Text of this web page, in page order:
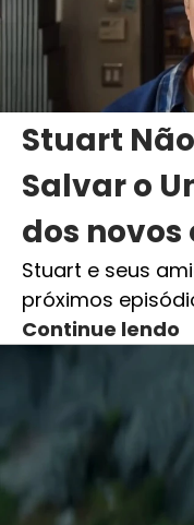
Stuart
Salvar o
dos novos
Stuart e seus
próximos
Continue lendo